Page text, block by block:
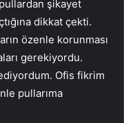
şikayet
dikkat çekti.
özenle korunması
gerekiyordu.
Ofis fikrim
pullarıma